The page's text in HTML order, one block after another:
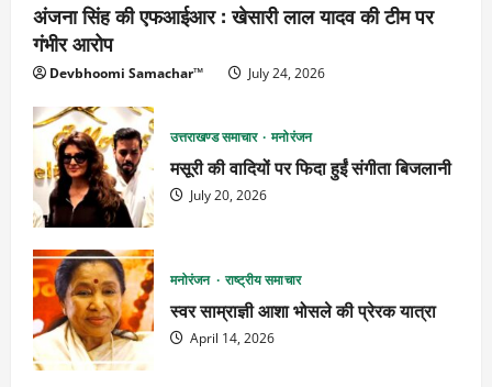
अंजना सिंह की एफआईआर : खेसारी लाल यादव की टीम पर
गंभीर आरोप
Devbhoomi Samachar™ July 24, 2026
उत्तराखण्ड समाचार मनोरंजन
मसूरी की वादियों पर फिदा हुईं संगीता बिजलानी
July 20, 2026
मनोरंजन राष्ट्रीय समाचार
स्वर साम्राज्ञी आशा भोसले की प्रेरक यात्रा
April 14, 2026